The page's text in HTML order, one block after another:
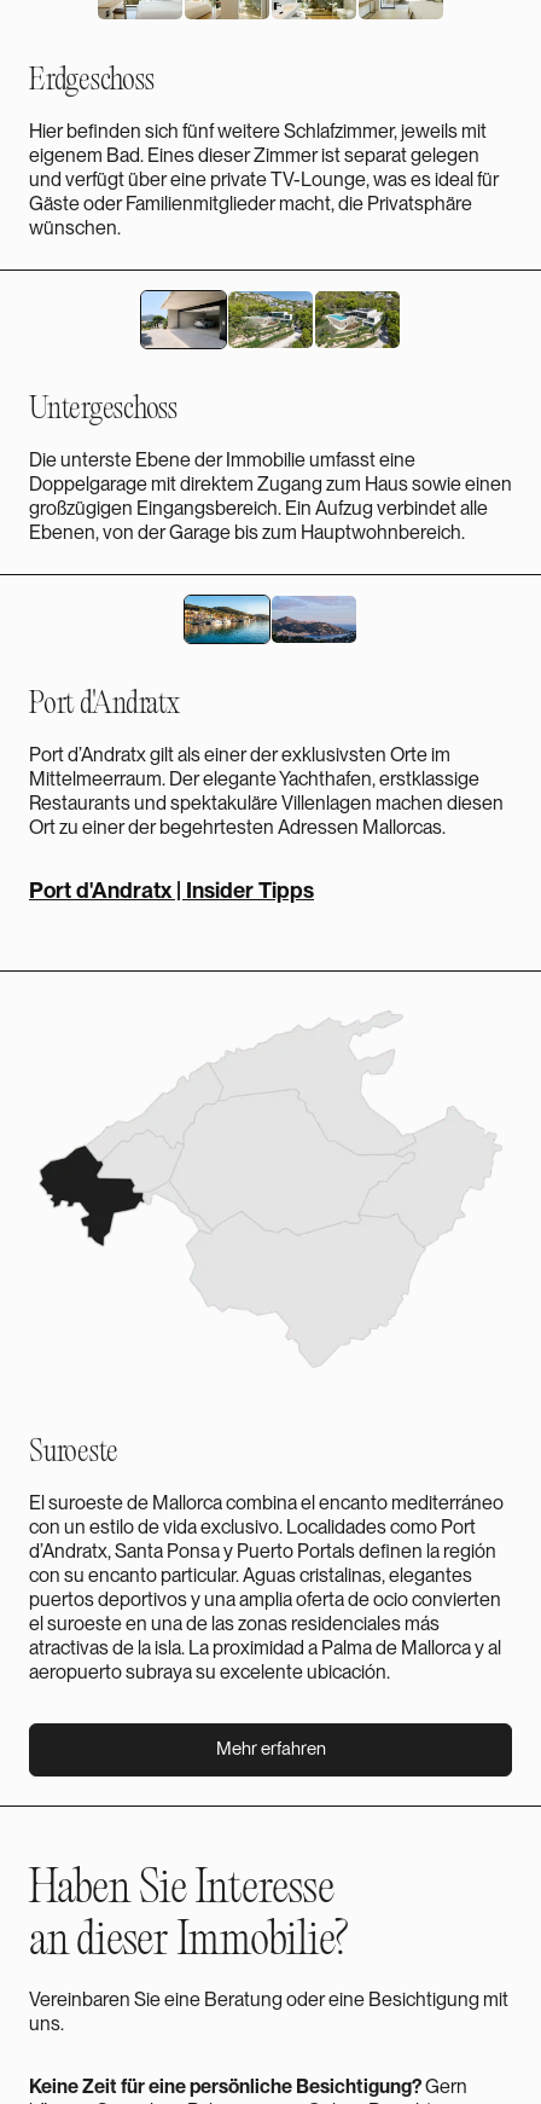
Erdgeschoss
Hier befinden sich fünf weitere Schlafzimmer, jeweils mit
eigenem Bad. Eines dieser Zimmer ist separat gelegen
und verfügt über eine private TV-Lounge, was es ideal für
Gäste oder Familienmitglieder macht, die Privatsphäre
wünschen.
Untergeschoss
Die unterste Ebene der Immobilie umfasst eine
Doppelgarage mit direktem Zugang zum Haus sowie einen
großzügigen Eingangsbereich. Ein Aufzug verbindet alle
Ebenen, von der Garage bis zum Hauptwohnbereich.
Port d'Andratx
Port d’Andratx gilt als einer der exklusivsten Orte im
Mittelmeerraum. Der elegante Yachthafen, erstklassige
Restaurants und spektakuläre Villenlagen machen diesen
Ort zu einer der begehrtesten Adressen Mallorcas.
Port d'Andratx | Insider Tipps
Suroeste
El suroeste de Mallorca combina el encanto mediterráneo
con un estilo de vida exclusivo. Localidades como Port
d’Andratx, Santa Ponsa y Puerto Portals definen la región
con su encanto particular. Aguas cristalinas, elegantes
puertos deportivos y una amplia oferta de ocio convierten
el suroeste en una de las zonas residenciales más
atractivas de la isla. La proximidad a Palma de Mallorca y al
aeropuerto subraya su excelente ubicación.
Mehr erfahren
Mehr erfahren
Haben SieInteresse
an dieser Immobilie?
Vereinbaren Sie eine Beratung oder eine Besichtigung mit
uns.
Keine Zeit für eine persönliche Besichtigung?Gern